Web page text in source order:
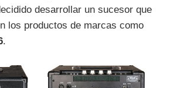
desarrollar un sucesor que
los productos de marcas como
.